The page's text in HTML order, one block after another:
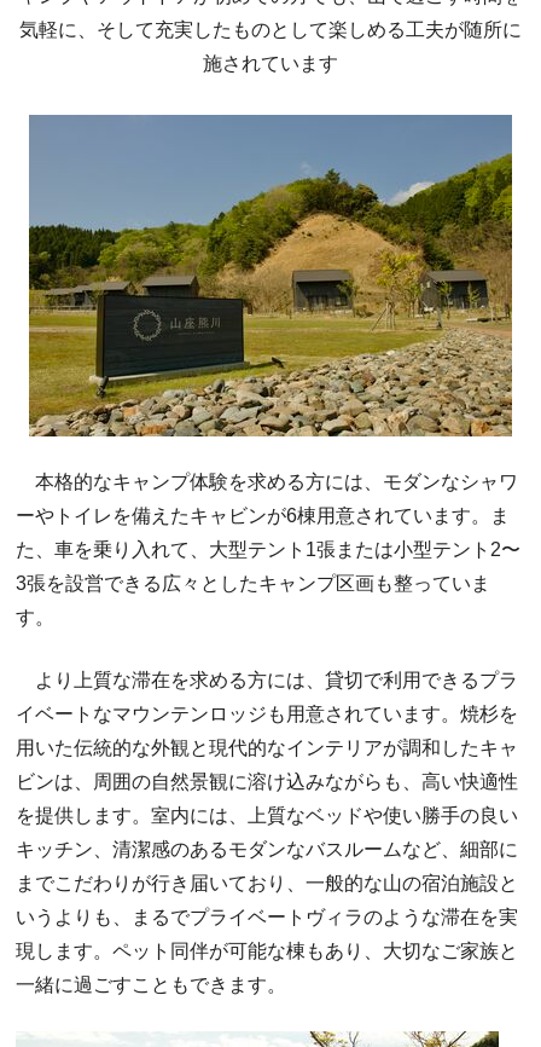
気軽に、そして充実したものとして楽しめる工夫が随所に
施されています
本格的なキャンプ体験を求める方には、モダンなシャワ
ーやトイレを備えたキャビンが6棟用意されています。ま
た、車を乗り入れて、大型テント1張または小型テント2〜
3張を設営できる広々としたキャンプ区画も整っていま
す。
より上質な滞在を求める方には、貸切で利用できるプラ
イベートなマウンテンロッジも用意されています。焼杉を
用いた伝統的な外観と現代的なインテリアが調和したキャ
ビンは、周囲の自然景観に溶け込みながらも、高い快適性
を提供します。室内には、上質なベッドや使い勝手の良い
キッチン、清潔感のあるモダンなバスルームなど、細部に
までこだわりが行き届いており、一般的な山の宿泊施設と
いうよりも、まるでプライベートヴィラのような滞在を実
現します。ペット同伴が可能な棟もあり、大切なご家族と
一緒に過ごすこともできます。